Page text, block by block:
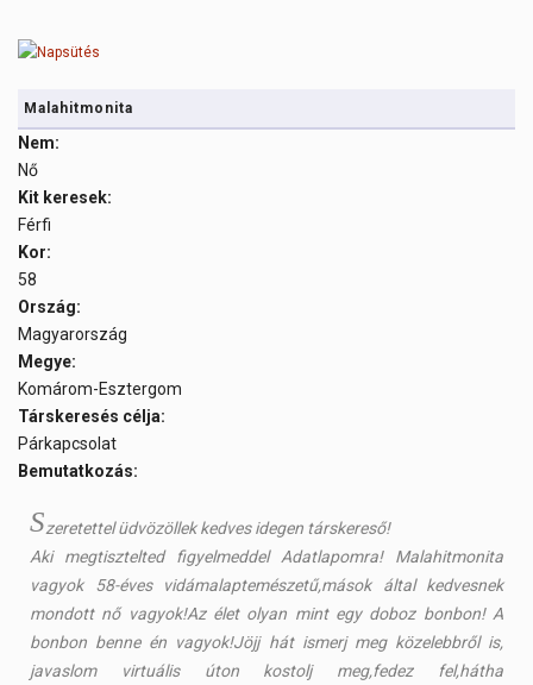
Malahitmonita
Nem:
Nő
Kit keresek:
Férfi
Kor:
58
Ország:
Magyarország
Megye:
Komárom-Esztergom
Társkeresés célja:
Párkapcsolat
Bemutatkozás:
Szeretettel üdvözöllek kedves idegen társkereső!
Aki megtisztelted figyelmeddel Adatlapomra! Malahitmonita
vagyok 58-éves vidámalaptemészetű,mások által kedvesnek
mondott nő vagyok!Az élet olyan mint egy doboz bonbon! A
bonbon benne én vagyok!Jöjj hát ismerj meg közelebbről is,
javaslom virtuális úton kostolj meg,fedez fel,hátha